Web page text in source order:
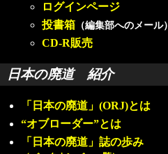
ログインページ
投書箱 （編集部へのメール）
CD-R販売
日本の廃道 紹介
「日本の廃道」(ORJ)とは
“オブローダー”とは
「日本の廃道」誌の歩み